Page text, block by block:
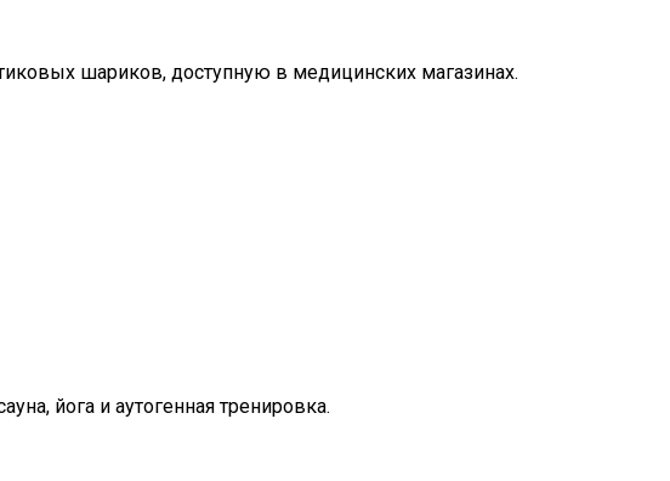
шариков, доступную в медицинских магазинах.
йога и аутогенная тренировка.